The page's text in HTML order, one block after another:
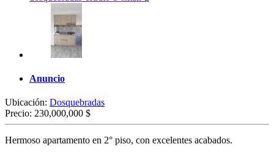
Anuncio
Ubicación: Dosquebradas
Precio: 230,000,000 $
Hermoso apartamento en 2° piso, con excelentes acabados.